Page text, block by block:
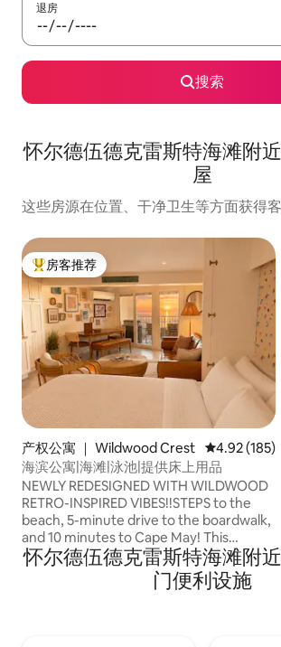
退房
搜索
怀尔德伍德克雷斯特海滩附
屋
这些房源在位置、干净卫生等方面获得客
热门「房客推荐」
房客推荐
产权公寓 ｜ Wildwood Crest 平均评分
4.92 (185)
海滨公寓|海滩|泳池|提供床上用品
NEWLY REDESIGNED WITH WILDWOOD
RETRO-INSPIRED VIBES!!STEPS to the
beach, 5-minute drive to the boardwalk,
and 10 minutes to Cape May! This
thoughtfully redesigned studio condo
now features a nostalgic Wildwood
retro-inspired design blended with
怀尔德伍德克雷斯特海滩附
门便利设施